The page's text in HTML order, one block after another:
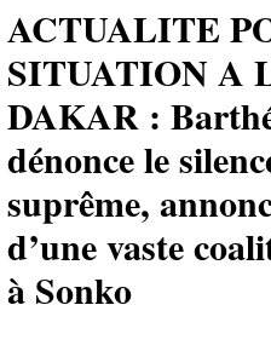
ACTUALITE
SITUATION A
DAKAR :
dénonce le
suprême,
d’une vaste
à Sonko